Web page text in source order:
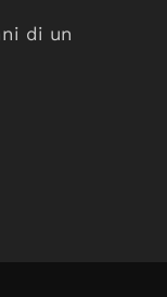
di un